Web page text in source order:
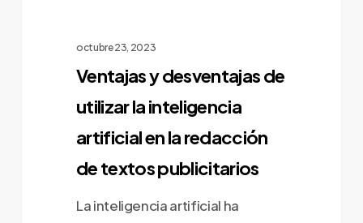
octubre 23, 2023
Ventajas y desventajas de
utilizar la inteligencia
artificial en la redacción
de textos publicitarios
La inteligencia artificial ha